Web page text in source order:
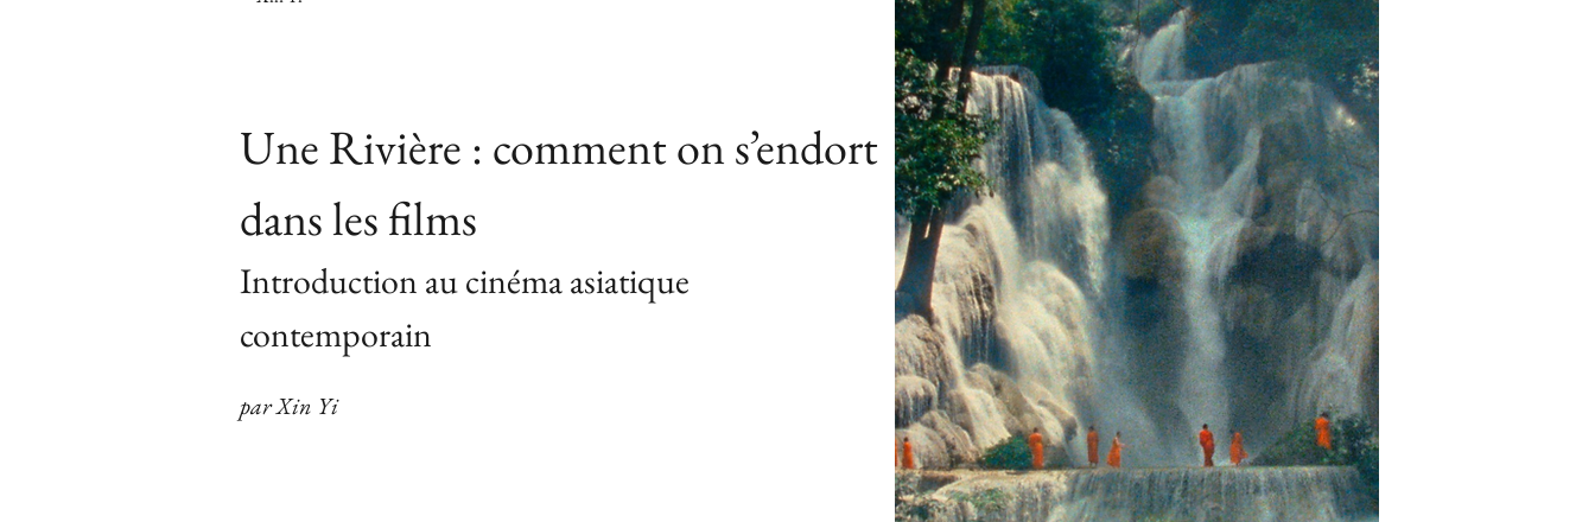
Une Rivière : comment on s’endort
dans les films
Introduction au cinéma asiatique
contemporain
par Xin Yi